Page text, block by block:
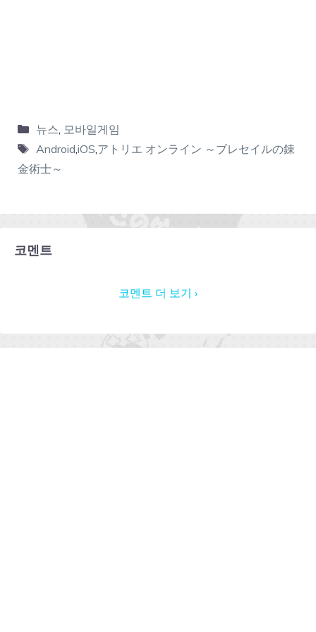
뉴스, 모바일게임
Android,iOS,アトリエ オンライン ～ブレセイルの錬
金術士～
코멘트
코멘트 더 보기 ›